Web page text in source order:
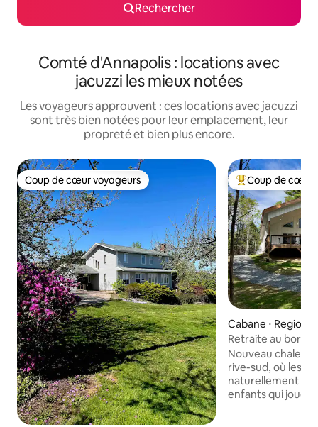
Rechercher
Comté d'Annapolis : locations avec
jacuzzi les mieux notées
Les voyageurs approuvent : ces locations avec jacuzzi
sont très bien notées pour leur emplacement, leur
propreté et bien plus encore.
Coup de cœur voyageurs
Coup de cœur voyageurs Coups de cœur
Coup de cœur
Cabane ⋅ Region
cipality
Retraite au bord
Animaux et
Nouveau chalet
rive-sud, où les
naturellement :
enfants qui